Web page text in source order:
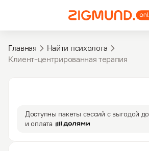
Главная
Найти психолога
Клиент-центрированная терапия
Доступны пакеты сессий с выгодой до
и оплата